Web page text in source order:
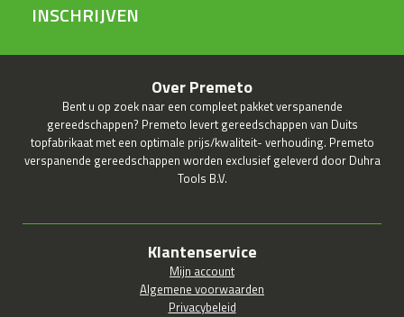
INSCHRIJVEN
Over Premeto
Bent u op zoek naar een compleet pakket verspanende
gereedschappen? Premeto levert gereedschappen van Duits
topfabrikaat met een optimale prijs/kwaliteit- verhouding. Premeto
verspanende gereedschappen worden exclusief geleverd door Duhra
Tools B.V.
Klantenservice
Mijn account
Algemene voorwaarden
Privacybeleid